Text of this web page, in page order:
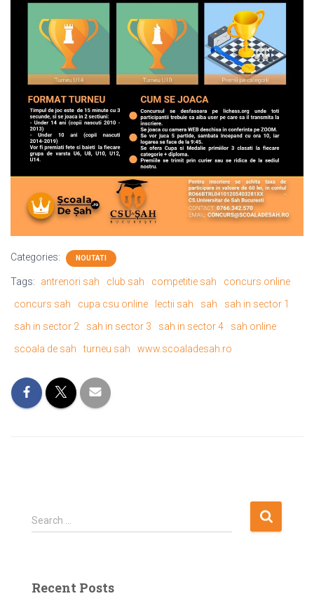
Categories: NOUTATI
Tags: antrenori sah club sah competitie sah
concurs online
concurs sah
cupa csu online lectii sah sah
sah in sector 1
sah in sector 2
sah in sector 3 sah in sector 4
sah online
scoala de sah
turneu sah www.scoaladesah.ro
S
e
h
Search …
Recent Posts